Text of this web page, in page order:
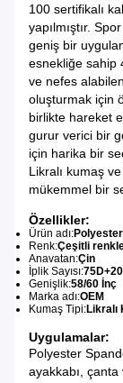
100 sertifikalı
yapılmıştır.
geniş bir
esnekliğe sahip
ve nefes
oluşturmak için
birlikte hareket
gurur verici bir
için harika bir
Likralı kumaş
mükemmel bir
Özellikler:
Ürün adı:
Renk:Çeşitli
Anavatan:Çin
İplik Sayısı:
Genişlik:58/60 İnç
Marka adı:OEM
Kumaş Tipi:Likralı
Uygulamalar:
Polyester
ayakkabı,